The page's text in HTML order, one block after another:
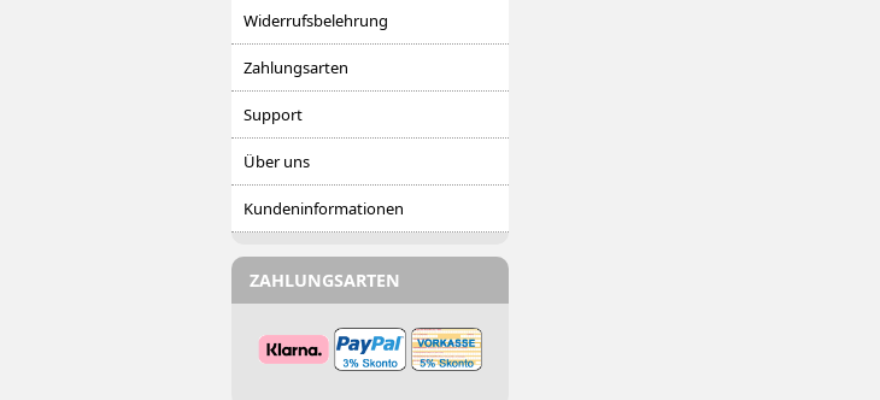
Widerrufsbelehrung
Zahlungsarten
Support
Über uns
Kundeninformationen
ZAHLUNGSARTEN